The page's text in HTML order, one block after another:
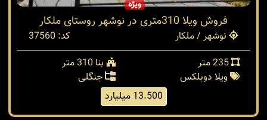
ویژه
فروش ویلا 310متری در نوشهر روستای ملکار
نوشهر / ملکار
کد: 37560
بنا 310 متر
ویلا دوبلکس
جنگلی
13.500 میلیارد